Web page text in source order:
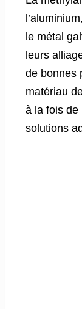
le métal
leurs
de bonnes
matériau
à la fois de
solutions